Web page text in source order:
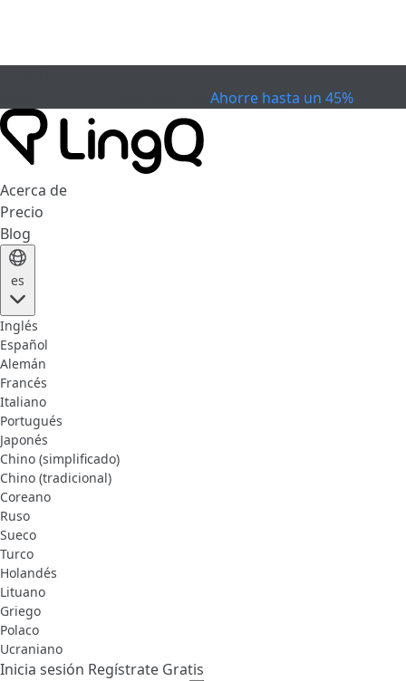
Ahorre hasta un 45%
Acerca de
Precio
Blog
es
Inglés
Español
Alemán
Francés
Italiano
Portugués
Japonés
Chino (simplificado)
Chino (tradicional)
Coreano
Ruso
Sueco
Turco
Holandés
Lituano
Griego
Polaco
Ucraniano
Inicia sesión Regístrate Gratis